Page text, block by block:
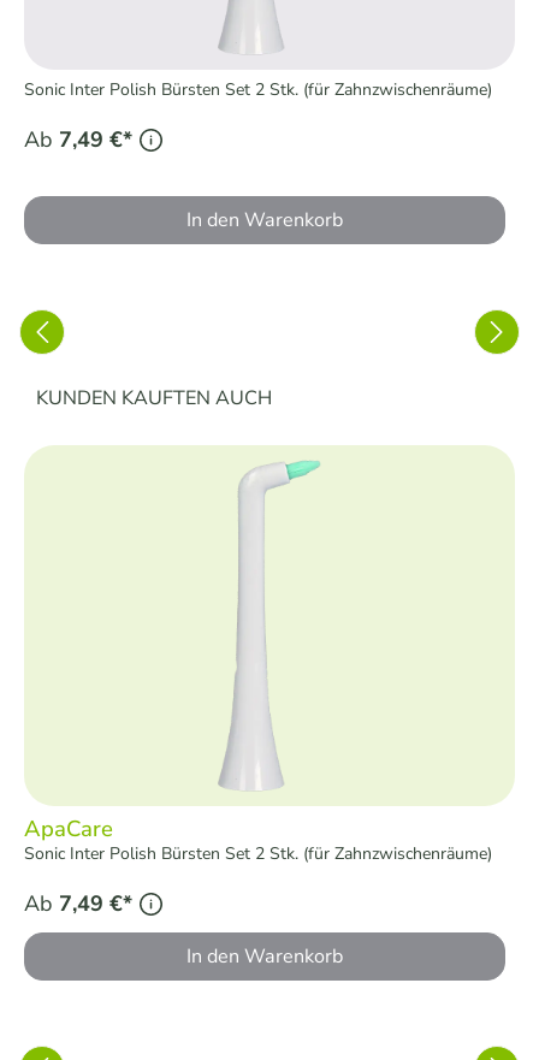
Sonic Inter Polish Bürsten Set 2 Stk. (für Zahnzwischenräume)
Ab 7,49 €*
In den Warenkorb
Produktgalerie überspringen
KUNDEN KAUFTEN AUCH
ApaCare
Sonic Inter Polish Bürsten Set 2 Stk. (für Zahnzwischenräume)
Ab 7,49 €*
In den Warenkorb